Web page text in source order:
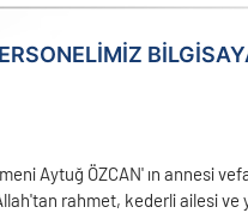
Aytuğ ÖZCAN' ın annesi
rahmet, kederli ailesi ve